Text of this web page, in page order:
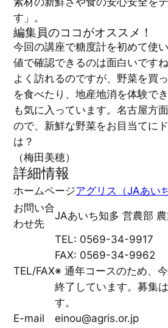
す」。
編集員のココがオススメ！
今回の講座で糖度計を初めて使
値で確認できるのは面白いです
よく訪れるのですが、野菜を買
を食べたり、地産地消を体験で
も気に入っています。名古屋方
ので、新鮮な野菜をお目当てに
は？
（梅田美穂）
詳細情報
ホームページアグリス（JAあい
お問い合
わせ先
JAあいち知多 営農部
TEL/FAX
TEL: 0569-34-9917
FAX: 0569-34-9962
※ 通年コースのため、
終了しています。募集
す。
E-mail
einou@agris.or.jp